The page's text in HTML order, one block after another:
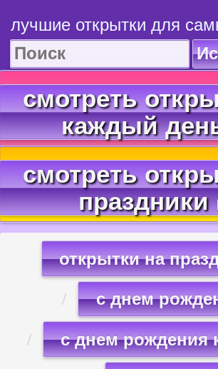
лучшие открытки для
смотреть
каждый
смотреть
праздники
открытки на
с днем
с днем рождения